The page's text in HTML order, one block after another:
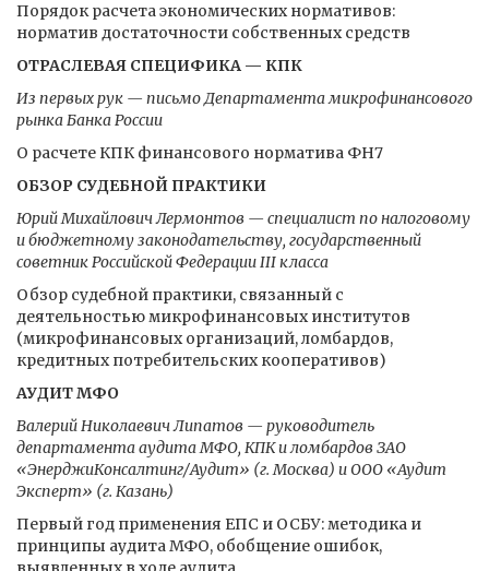
Порядок расчета экономических нормативов:
норматив достаточности собственных средств
ОТРАСЛЕВАЯ СПЕЦИФИКА — КПК
Из первых рук — письмо Департамента микрофинансового
рынка Банка России
О расчете КПК финансового норматива ФН7
ОБЗОР СУДЕБНОЙ ПРАКТИКИ
Юрий Михайлович Лермонтов — специалист по налоговому
и бюджетному законодательству, государственный
советник Российской Федерации III класса
Обзор судебной практики, связанный с
деятельностью микрофинансовых институтов
(микрофинансовых организаций, ломбардов,
кредитных потребительских кооперативов)
АУДИТ МФО
Валерий Николаевич Липатов — руководитель
департамента аудита МФО, КПК и ломбардов ЗАО
«ЭнерджиКонсалтинг/Аудит» (г. Москва) и ООО «Аудит
Эксперт» (г. Казань)
Первый год применения ЕПС и ОСБУ: методика и
принципы аудита МФО, обобщение ошибок,